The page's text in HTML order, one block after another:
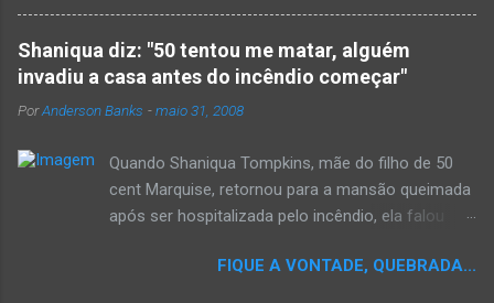
espécie de "ensaio-tributo" ao disco mais
importante do rap brasileiro, que completará 17
anos agora em 2008. Falo de "Holocausto
Urbano", do grupo paulistano Racionais MC's.
Como de costume, uma pequena digressão. É
que o brasileiro não tem memória. Fala-se
muito por aí que não cultuamos nossos
antepassados nem nossa rica história
cabe a nós, formadores de opinião
Shaniqua diz: "50 tentou me matar, alguém
invadiu a casa antes do incêndio começar"
PorAnderson Banks -maio 31, 2008
Quando Shaniqua Tompkins, mãe do filho de 50
cent Marquise, retornou para a mansão queimada
após ser hospitalizada pelo incêndio, ela falou
argumentações ao jornal. quando um repórter
FIQUE A VONTADE, QUEBRADA...